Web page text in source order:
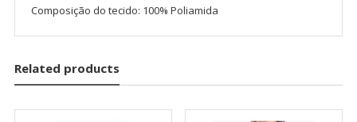
Composição do tecido: 100% Poliamida
Related products